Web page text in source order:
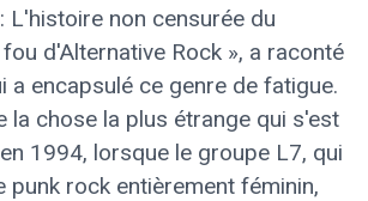
L'histoire non censurée du
d'Alternative Rock », a raconté
a encapsulé ce genre de fatigue.
la chose la plus étrange qui s'est
1994, lorsque le groupe L7, qui
punk rock entièrement féminin,